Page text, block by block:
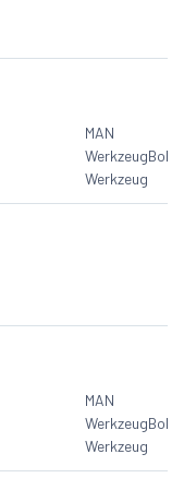
MAN
Werkzeug
Werkzeug
MAN
Werkzeug
Werkzeug